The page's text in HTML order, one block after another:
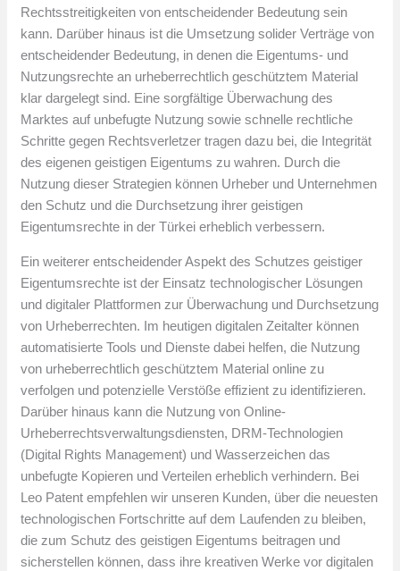
Rechtsstreitigkeiten von entscheidender Bedeutung sein
kann. Darüber hinaus ist die Umsetzung solider Verträge von
entscheidender Bedeutung, in denen die Eigentums- und
Nutzungsrechte an urheberrechtlich geschütztem Material
klar dargelegt sind. Eine sorgfältige Überwachung des
Marktes auf unbefugte Nutzung sowie schnelle rechtliche
Schritte gegen Rechtsverletzer tragen dazu bei, die Integrität
des eigenen geistigen Eigentums zu wahren. Durch die
Nutzung dieser Strategien können Urheber und Unternehmen
den Schutz und die Durchsetzung ihrer geistigen
Eigentumsrechte in der Türkei erheblich verbessern.
Ein weiterer entscheidender Aspekt des Schutzes geistiger
Eigentumsrechte ist der Einsatz technologischer Lösungen
und digitaler Plattformen zur Überwachung und Durchsetzung
von Urheberrechten. Im heutigen digitalen Zeitalter können
automatisierte Tools und Dienste dabei helfen, die Nutzung
von urheberrechtlich geschütztem Material online zu
verfolgen und potenzielle Verstöße effizient zu identifizieren.
Darüber hinaus kann die Nutzung von Online-
Urheberrechtsverwaltungsdiensten, DRM-Technologien
(Digital Rights Management) und Wasserzeichen das
unbefugte Kopieren und Verteilen erheblich verhindern. Bei
Leo Patent empfehlen wir unseren Kunden, über die neuesten
technologischen Fortschritte auf dem Laufenden zu bleiben,
die zum Schutz des geistigen Eigentums beitragen und
sicherstellen können, dass ihre kreativen Werke vor digitalen